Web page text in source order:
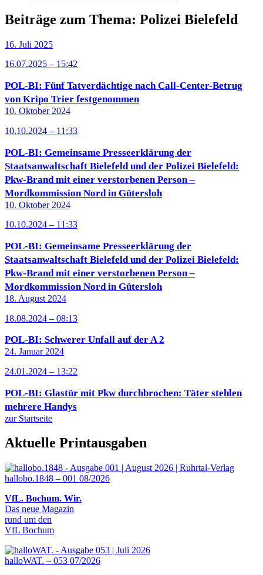
Beiträge zum Thema: Polizei Bielefeld
16. Juli 2025
16.07.2025 – 15:42
POL-BI: Fünf Tatverdächtige nach Call-Center-Betrug
von Kripo Trier festgenommen
10. Oktober 2024
10.10.2024 – 11:33
POL-BI: Gemeinsame Presseerklärung der
Staatsanwaltschaft Bielefeld und der Polizei Bielefeld:
Pkw-Brand mit einer verstorbenen Person –
Mordkommission Nord in Gütersloh
10. Oktober 2024
10.10.2024 – 11:33
POL-BI: Gemeinsame Presseerklärung der
Staatsanwaltschaft Bielefeld und der Polizei Bielefeld:
Pkw-Brand mit einer verstorbenen Person –
Mordkommission Nord in Gütersloh
18. August 2024
18.08.2024 – 08:13
POL-BI: Schwerer Unfall auf der A 2
24. Januar 2024
24.01.2024 – 13:22
POL-BI: Glastür mit Pkw durchbrochen: Täter stehlen
mehrere Handys
zur Startseite
Aktuelle Printausgaben
hallobo.1848 – 001 08/2026
VfL. Bochum. Wir.
Das neue Magazin
rund um den
VfL Bochum
halloWAT. – 053 07/2026